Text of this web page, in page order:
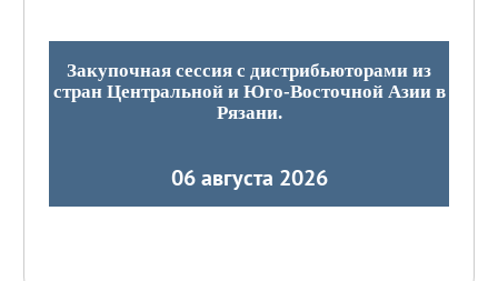
Закупочная сессия с дистрибьюторами из
стран Центральной и Юго-Восточной Азии в
Рязани.
06 августа 2026